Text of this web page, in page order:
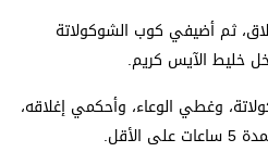
ثم أضيفي كوب الشوكولاتة
خليط الآيس كريم.
وغطي الوعاء، وأحكمي إغلاقه،